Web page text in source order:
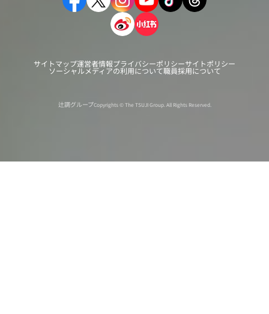
サイトマップ運営者情報プライバシーポリシーサイトポリシー
ソーシャルメディアの利用について職員採用について
辻調グループCopyrights © The TSUJI Group. All Rights Reserved.